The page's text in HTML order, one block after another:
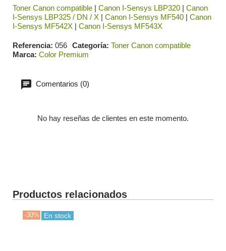
Toner Canon compatible | Canon I-Sensys LBP320 | Canon
I-Sensys LBP325 / DN / X | Canon I-Sensys MF540 | Canon
I-Sensys MF542X | Canon I-Sensys MF543X
Referencia 056 Categoría Toner Canon compatible
Marca Color Premium
Comentarios (0)
No hay reseñas de clientes en este momento.
Productos relacionados
-30% En stock